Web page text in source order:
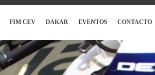
FIM CEV DAKAR EVENTOS CONTACTO